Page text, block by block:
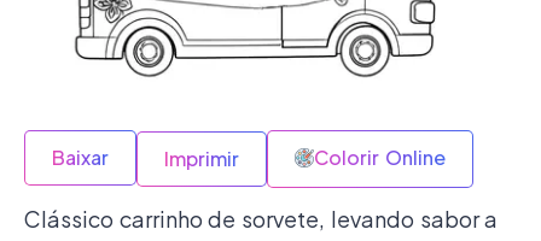
Baixar Imprimir Colorir Online
Clássico carrinho de sorvete, levando sabor a